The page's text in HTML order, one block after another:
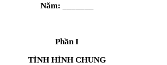
Năm:
Phần I
TÌNH HÌNH CHUNG